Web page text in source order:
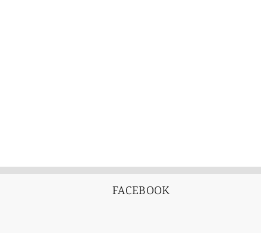
FACEBOOK